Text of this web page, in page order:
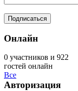
Онлайн
0 участников и 922
гостей онлайн
Все
Авторизация